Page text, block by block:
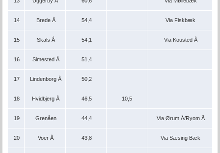
14 Brede Å 54,4 Via Fiskbæk
15 Skals Å 54,1 Via Kousted Å
16 Simested Å 51,4
17 Lindenborg Å 50,2
18 Hvidbjerg Å 46,5 10,5
19 Grenåen 44,4 Via Ørum Å/Ryom Å
20 Voer Å 43,8 Via Sæsing Bæk